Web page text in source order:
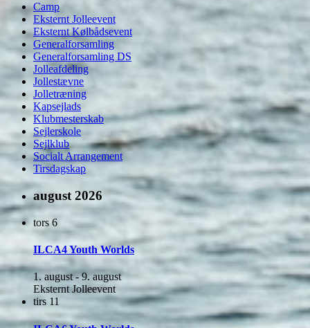
Camp
Eksternt Jolleevent
Eksternt Kølbådsevent
Generalforsamling
Generalforsamling DS
Jolleafdeling
Jollestævne
Jolletræning
Kapsejlads
Klubmesterskab
Sejlerskole
Sejlklub
Socialt Arrangement
Tirsdagskap
august 2026
tors 6
ILCA4 Youth Worlds
1. august-9. august
Eksternt Jolleevent
tirs 11